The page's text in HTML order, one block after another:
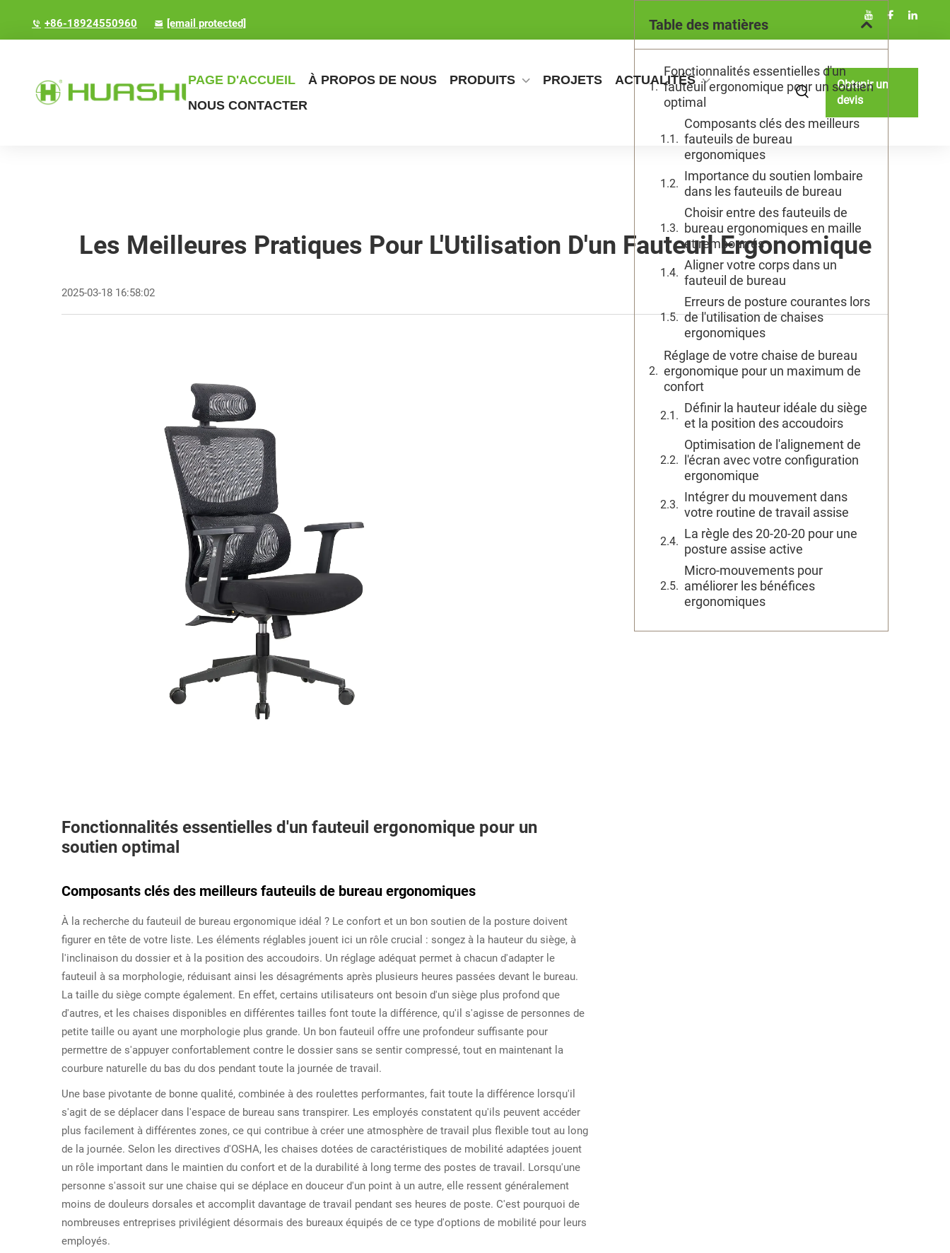
+86-18924550960 [email protected]
PAGE D'ACCUEIL À PROPOS DE NOUS PRODUITS PROJETS
ACTUALITÉS
NOUS CONTACTER
Obtenir un
devis
Les Meilleures Pratiques Pour L'Utilisation D'un Fauteuil Ergonomique
2025-03-18 16:58:02
Fonctionnalités essentielles d'un fauteuil ergonomique pour un
soutien optimal
Composants clés des meilleurs fauteuils de bureau ergonomiques
À la recherche du fauteuil de bureau ergonomique idéal ? Le confort et un bon soutien de la posture doivent
figurer en tête de votre liste. Les éléments réglables jouent ici un rôle crucial : songez à la hauteur du siège, à
l'inclinaison du dossier et à la position des accoudoirs. Un réglage adéquat permet à chacun d'adapter le
fauteuil à sa morphologie, réduisant ainsi les désagréments après plusieurs heures passées devant le bureau.
La taille du siège compte également. En effet, certains utilisateurs ont besoin d'un siège plus profond que
d'autres, et les chaises disponibles en différentes tailles font toute la différence, qu'il s'agisse de personnes de
petite taille ou ayant une morphologie plus grande. Un bon fauteuil offre une profondeur suffisante pour
permettre de s'appuyer confortablement contre le dossier sans se sentir compressé, tout en maintenant la
courbure naturelle du bas du dos pendant toute la journée de travail.
Une base pivotante de bonne qualité, combinée à des roulettes performantes, fait toute la différence lorsqu'il
s'agit de se déplacer dans l'espace de bureau sans transpirer. Les employés constatent qu'ils peuvent accéder
plus facilement à différentes zones, ce qui contribue à créer une atmosphère de travail plus flexible tout au long
de la journée. Selon les directives d'OSHA, les chaises dotées de caractéristiques de mobilité adaptées jouent
un rôle important dans le maintien du confort et de la durabilité à long terme des postes de travail. Lorsqu'une
personne s'assoit sur une chaise qui se déplace en douceur d'un point à un autre, elle ressent généralement
moins de douleurs dorsales et accomplit davantage de travail pendant ses heures de poste. C'est pourquoi de
nombreuses entreprises privilégient désormais des bureaux équipés de ce type d'options de mobilité pour leurs
employés.
Table des matières
Fonctionnalités essentielles d'un
fauteuil ergonomique pour un soutien
optimal
Composants clés des meilleurs
fauteuils de bureau
ergonomiques
Importance du soutien lombaire
dans les fauteuils de bureau
Choisir entre des fauteuils de
bureau ergonomiques en maille
et rembourrés
Aligner votre corps dans un
fauteuil de bureau
Erreurs de posture courantes lors
de l'utilisation de chaises
ergonomiques
Réglage de votre chaise de bureau
ergonomique pour un maximum de
confort
Définir la hauteur idéale du siège
et la position des accoudoirs
Optimisation de l'alignement de
l'écran avec votre configuration
ergonomique
Intégrer du mouvement dans
votre routine de travail assise
La règle des 20-20-20 pour une
posture assise active
Micro-mouvements pour
améliorer les bénéfices
ergonomiques